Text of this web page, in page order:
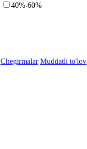
40%-60%
Chegirmalar Muddatli to'lov